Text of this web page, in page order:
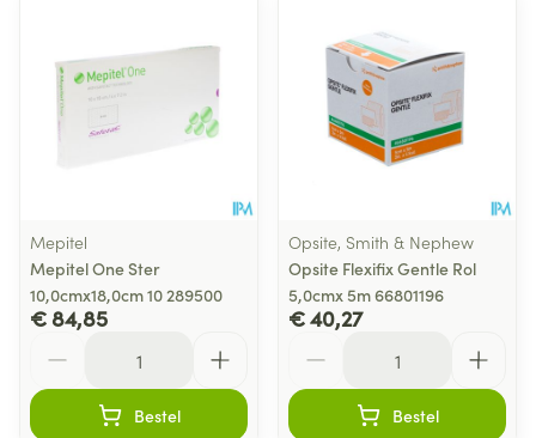
Mepitel
Mepitel One Ster
10,0cmx18,0cm 10 289500
€ 84,85
Bestel
Opsite, Smith & Nephew
Opsite Flexifix Gentle Rol
5,0cmx 5m 66801196
€ 40,27
Bestel